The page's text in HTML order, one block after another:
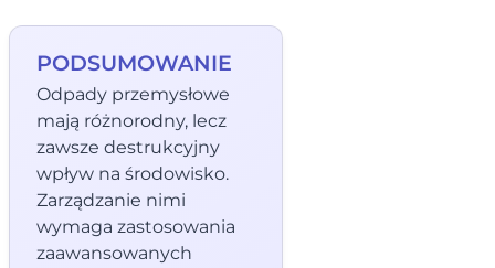
PODSUMOWANIE
Odpady przemysłowe
mają różnorodny, lecz
zawsze destrukcyjny
wpływ na środowisko.
Zarządzanie nimi
wymaga zastosowania
zaawansowanych